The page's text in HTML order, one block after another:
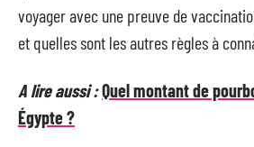
voyager avec une preuve de
et quelles sont les autres règles à
A lire aussi :Quel montant de
Égypte ?